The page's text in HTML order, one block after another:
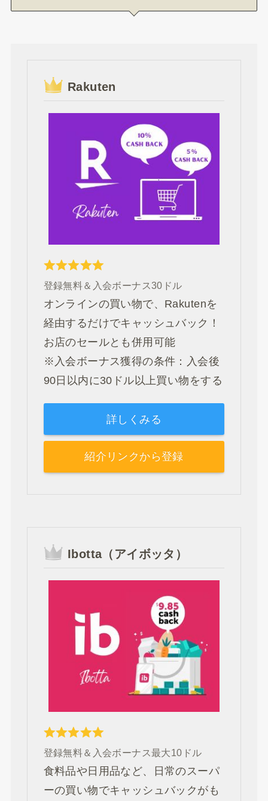
Rakuten
登録無料＆入会ボーナス30ドル
オンラインの買い物で、Rakutenを
経由するだけでキャッシュバック！
お店のセールとも併用可能
※入会ボーナス獲得の条件：入会後
90日以内に30ドル以上買い物をする
詳しくみる
紹介リンクから登録
Ibotta（アイボッタ）
登録無料＆入会ボーナス最大10ドル
食料品や日用品など、日常のスーパ
ーの買い物でキャッシュバックがも